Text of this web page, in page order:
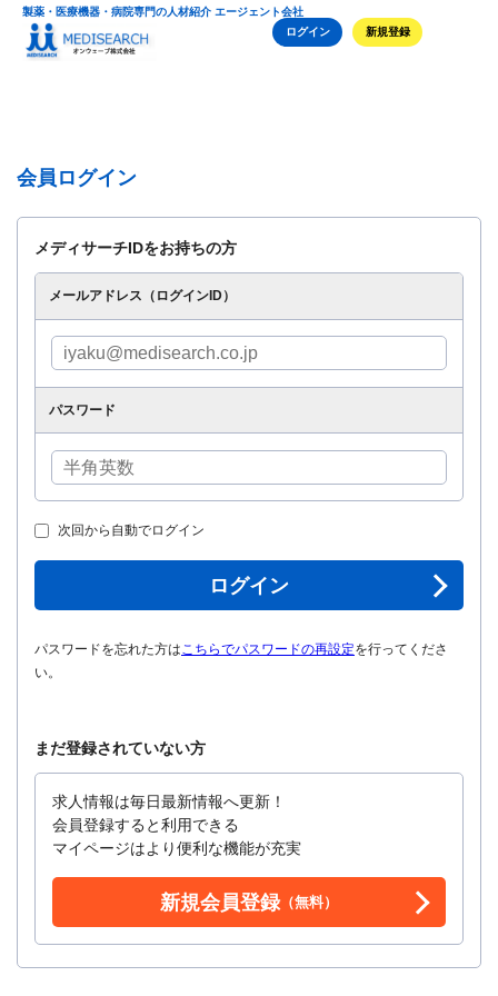
製薬・医療機器・病院専門の人材紹介 エージェント会社
ログイン
新規登録
会員ログイン
メディサーチIDをお持ちの方
メールアドレス（ログインID）
パスワード
次回から自動でログイン
ログイン
パスワードを忘れた方はこちらでパスワードの再設定を行ってくださ
い。
まだ登録されていない方
求人情報は毎日最新情報へ更新！
会員登録すると利用できる
マイページはより便利な機能が充実
新規会員登録（無料）